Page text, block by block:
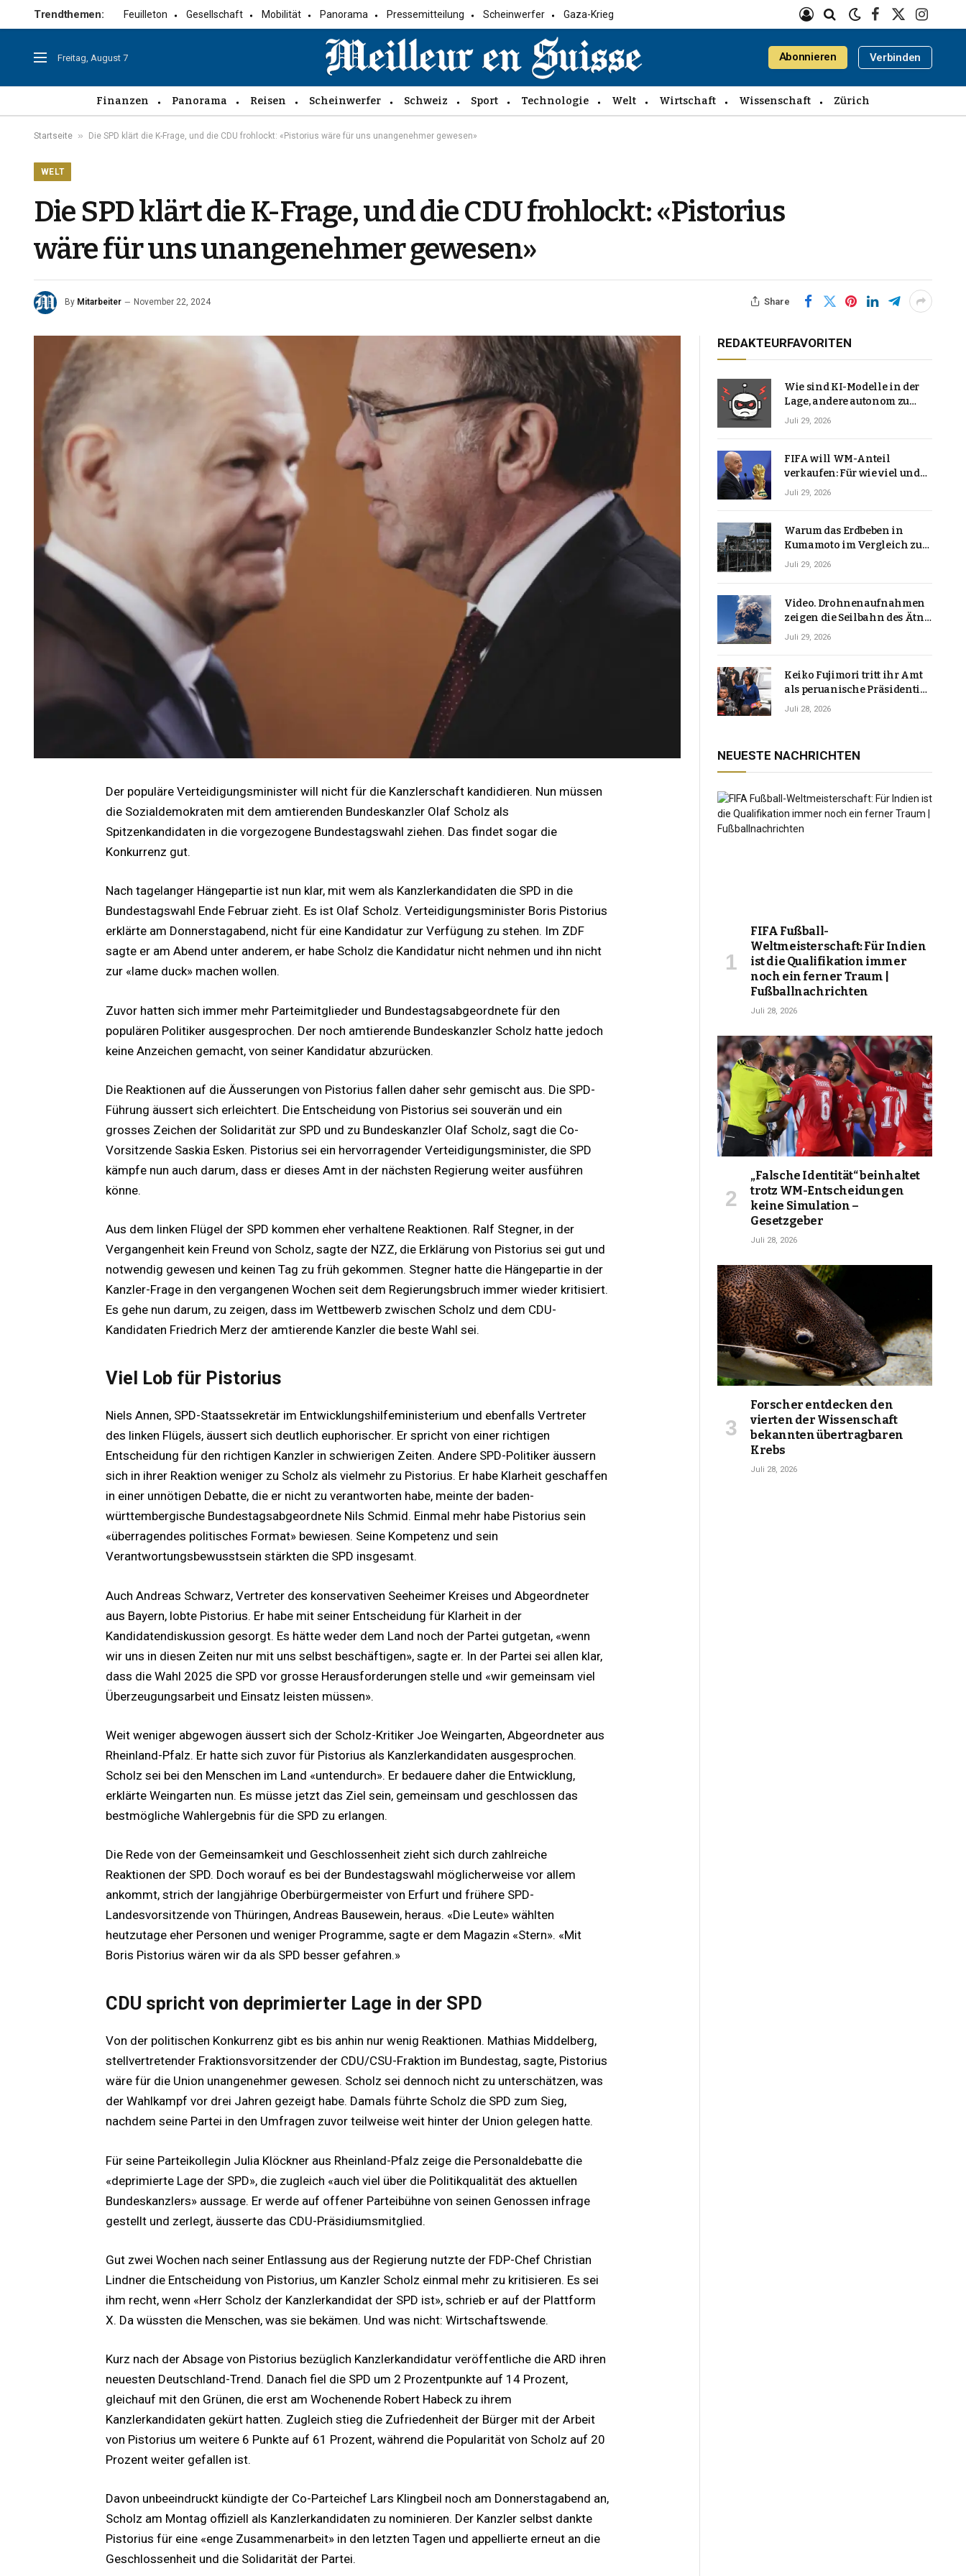
Trendthemen: Feuilleton Gesellschaft Mobilität Panorama Pressemitteilung Scheinwerfer Gaza-Krieg
Facebook
X
Freitag, August 7 Abonnieren Verbinden
Finanzen Panorama Reisen Scheinwerfer Schweiz Sport Technologie Welt Wirtschaft Wissenschaft Zürich
Startseite » Die SPD klärt die K-Frage, und die CDU frohlockt: «Pistorius wäre für uns unangenehmer gewesen»
WELT
Die SPD klärt die K-Frage, und die CDU frohlockt: «Pistorius
wäre für uns unangenehmer gewesen»
By Mitarbeiter November 22, 2024 Share
Der populäre Verteidigungsminister will nicht für die Kanzlerschaft kandidieren. Nun müssen
die Sozialdemokraten mit dem amtierenden Bundeskanzler Olaf Scholz als
Spitzenkandidaten in die vorgezogene Bundestagswahl ziehen. Das findet sogar die
Konkurrenz gut.
Nach tagelanger Hängepartie ist nun klar, mit wem als Kanzlerkandidaten die SPD in die
Bundestagswahl Ende Februar zieht. Es ist Olaf Scholz. Verteidigungsminister Boris Pistorius
erklärte am Donnerstagabend, nicht für eine Kandidatur zur Verfügung zu stehen. Im ZDF
sagte er am Abend unter anderem, er habe Scholz die Kandidatur nicht nehmen und ihn nicht
zur «lame duck» machen wollen.
Zuvor hatten sich immer mehr Parteimitglieder und Bundestagsabgeordnete für den
populären Politiker ausgesprochen. Der noch amtierende Bundeskanzler Scholz hatte jedoch
keine Anzeichen gemacht, von seiner Kandidatur abzurücken.
Die Reaktionen auf die Äusserungen von Pistorius fallen daher sehr gemischt aus. Die SPD-
Führung äussert sich erleichtert. Die Entscheidung von Pistorius sei souverän und ein
grosses Zeichen der Solidarität zur SPD und zu Bundeskanzler Olaf Scholz, sagt die Co-
Vorsitzende Saskia Esken. Pistorius sei ein hervorragender Verteidigungsminister, die SPD
kämpfe nun auch darum, dass er dieses Amt in der nächsten Regierung weiter ausführen
könne.
Aus dem linken Flügel der SPD kommen eher verhaltene Reaktionen. Ralf Stegner, in der
Vergangenheit kein Freund von Scholz, sagte der NZZ, die Erklärung von Pistorius sei gut und
notwendig gewesen und keinen Tag zu früh gekommen. Stegner hatte die Hängepartie in der
Kanzler-Frage in den vergangenen Wochen seit dem Regierungsbruch immer wieder kritisiert.
Es gehe nun darum, zu zeigen, dass im Wettbewerb zwischen Scholz und dem CDU-
Kandidaten Friedrich Merz der amtierende Kanzler die beste Wahl sei.
Viel Lob für Pistorius
Niels Annen, SPD-Staatssekretär im Entwicklungshilfeministerium und ebenfalls Vertreter
des linken Flügels, äussert sich deutlich euphorischer. Er spricht von einer richtigen
Entscheidung für den richtigen Kanzler in schwierigen Zeiten. Andere SPD-Politiker äussern
sich in ihrer Reaktion weniger zu Scholz als vielmehr zu Pistorius. Er habe Klarheit geschaffen
in einer unnötigen Debatte, die er nicht zu verantworten habe, meinte der baden-
württembergische Bundestagsabgeordnete Nils Schmid. Einmal mehr habe Pistorius sein
«überragendes politisches Format» bewiesen. Seine Kompetenz und sein
Verantwortungsbewusstsein stärkten die SPD insgesamt.
Auch Andreas Schwarz, Vertreter des konservativen Seeheimer Kreises und Abgeordneter
aus Bayern, lobte Pistorius. Er habe mit seiner Entscheidung für Klarheit in der
Kandidatendiskussion gesorgt. Es hätte weder dem Land noch der Partei gutgetan, «wenn
wir uns in diesen Zeiten nur mit uns selbst beschäftigen», sagte er. In der Partei sei allen klar,
dass die Wahl 2025 die SPD vor grosse Herausforderungen stelle und «wir gemeinsam viel
Überzeugungsarbeit und Einsatz leisten müssen».
Weit weniger abgewogen äussert sich der Scholz-Kritiker Joe Weingarten, Abgeordneter aus
Rheinland-Pfalz. Er hatte sich zuvor für Pistorius als Kanzlerkandidaten ausgesprochen.
Scholz sei bei den Menschen im Land «untendurch». Er bedauere daher die Entwicklung,
erklärte Weingarten nun. Es müsse jetzt das Ziel sein, gemeinsam und geschlossen das
bestmögliche Wahlergebnis für die SPD zu erlangen.
Die Rede von der Gemeinsamkeit und Geschlossenheit zieht sich durch zahlreiche
Reaktionen der SPD. Doch worauf es bei der Bundestagswahl möglicherweise vor allem
ankommt, strich der langjährige Oberbürgermeister von Erfurt und frühere SPD-
Landesvorsitzende von Thüringen, Andreas Bausewein, heraus. «Die Leute» wählten
heutzutage eher Personen und weniger Programme, sagte er dem Magazin «Stern». «Mit
Boris Pistorius wären wir da als SPD besser gefahren.»
CDU spricht von deprimierter Lage in der SPD
Von der politischen Konkurrenz gibt es bis anhin nur wenig Reaktionen. Mathias Middelberg,
stellvertretender Fraktionsvorsitzender der CDU/CSU-Fraktion im Bundestag, sagte, Pistorius
wäre für die Union unangenehmer gewesen. Scholz sei dennoch nicht zu unterschätzen, was
der Wahlkampf vor drei Jahren gezeigt habe. Damals führte Scholz die SPD zum Sieg,
nachdem seine Partei in den Umfragen zuvor teilweise weit hinter der Union gelegen hatte.
Für seine Parteikollegin Julia Klöckner aus Rheinland-Pfalz zeige die Personaldebatte die
«deprimierte Lage der SPD», die zugleich «auch viel über die Politikqualität des aktuellen
Bundeskanzlers» aussage. Er werde auf offener Parteibühne von seinen Genossen infrage
gestellt und zerlegt, äusserte das CDU-Präsidiumsmitglied.
Gut zwei Wochen nach seiner Entlassung aus der Regierung nutzte der FDP-Chef Christian
Lindner die Entscheidung von Pistorius, um Kanzler Scholz einmal mehr zu kritisieren. Es sei
ihm recht, wenn «Herr Scholz der Kanzlerkandidat der SPD ist», schrieb er auf der Plattform
X. Da wüssten die Menschen, was sie bekämen. Und was nicht: Wirtschaftswende.
Kurz nach der Absage von Pistorius bezüglich Kanzlerkandidatur veröffentliche die ARD ihren
neuesten Deutschland-Trend. Danach fiel die SPD um 2 Prozentpunkte auf 14 Prozent,
gleichauf mit den Grünen, die erst am Wochenende Robert Habeck zu ihrem
Kanzlerkandidaten gekürt hatten. Zugleich stieg die Zufriedenheit der Bürger mit der Arbeit
von Pistorius um weitere 6 Punkte auf 61 Prozent, während die Popularität von Scholz auf 20
Prozent weiter gefallen ist.
Davon unbeeindruckt kündigte der Co-Parteichef Lars Klingbeil noch am Donnerstagabend an,
Scholz am Montag offiziell als Kanzlerkandidaten zu nominieren. Der Kanzler selbst dankte
Pistorius für eine «enge Zusammenarbeit» in den letzten Tagen und appellierte erneut an die
Geschlossenheit und die Solidarität der Partei.
REDAKTEURFAVORITEN
Wie sind KI-Modelle in der
Lage, andere autonom zu
hacken? | Technologie-News
Juli 29, 2026
FIFA will WM-Anteil
verkaufen: Für wie viel und
warum macht Gianni
Juli 29, 2026
Warum das Erdbeben in
Kumamoto im Vergleich zu
den meisten Erdbeben, die
Juli 29, 2026
Video. Drohnenaufnahmen
zeigen die Seilbahn des Ätna
über einer Vulkanlandschaft
Juli 29, 2026
Keiko Fujimori tritt ihr Amt
als peruanische Präsidentin
an und verspricht, das
Juli 28, 2026
NEUESTE NACHRICHTEN
FIFA Fußball-
Weltmeisterschaft: Für Indien
ist die Qualifikation immer
noch ein ferner Traum |
Fußballnachrichten
Juli 28, 2026
„Falsche Identität“ beinhaltet
trotz WM-Entscheidungen
keine Simulation –
Gesetzgeber
Juli 28, 2026
Forscher entdecken den
vierten der Wissenschaft
bekannten übertragbaren
Krebs
Juli 28, 2026